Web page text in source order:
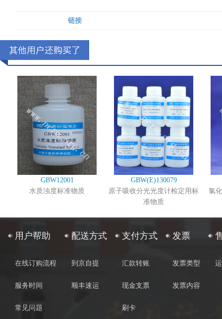
链接
GBW12001
水质浊度标准物质
GBW(E)130079
原子吸收分光光度计检定用标
准物质
氯
用户帮助
在线订购流程
服务时间
常见问题
配送方式
到京自提
顺丰速运
支付方式
汇款转账
现金支票
刷卡
发票
发票类型
发票内容